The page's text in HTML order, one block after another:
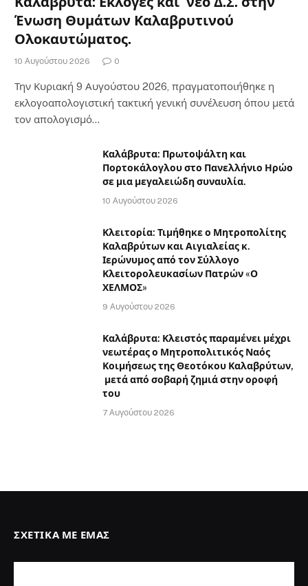
Ένωση Θυμάτων Καλαβρυτινού
Ολοκαυτώματος.
10 Αυγούστου 2026 0
Την Κυριακή 9 Αυγούστου 2026, πραγματοποιήθηκε η
εκλογοαπολογιστική τακτική γενική συνέλευση όπου μετά
τον απολογισμό…
Καλάβρυτα: Πρωτοψάλτη και
Πορτοκάλογλου στο Πανελλήνιο Ηρώο
σε μια μεγαλειώδη συναυλία.
10 Αυγούστου 2026
Κλειτορία: Τιμήθηκε ο Μητροπολίτης
Καλαβρύτων και Αιγιαλείας κ.
Ιερώνυμος από τον Σύλλογο
Κλειτορολευκασίων Πατρών «Ο
ΧΕΛΜΟΣ»
9 Αυγούστου 2026
Καλάβρυτα: Κλειστός παραμένει μέχρι
νεωτέρας ο Μητροπολιτικός Ναός
Κοιμήσεως της Θεοτόκου Καλαβρύτων,
μετά από σοβαρή ζημιά στην οροφή
του
7 Αυγούστου 2026
ΣΧΕΤΙΚΆ ΜΕ ΕΜΆΣ